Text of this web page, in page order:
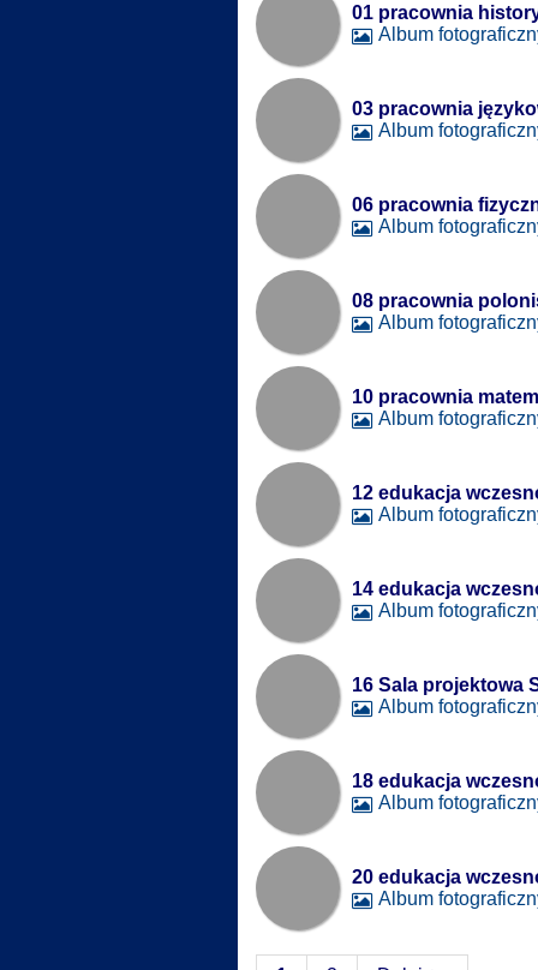
01 pracownia
Album
03 pracownia
Album
06 pracownia
Album
08 pracownia
Album
10 pracownia
Album
12 edukacja
Album
14 edukacja
Album
16 Sala projektowa
Album
18 edukacja
Album
20 edukacja
Album